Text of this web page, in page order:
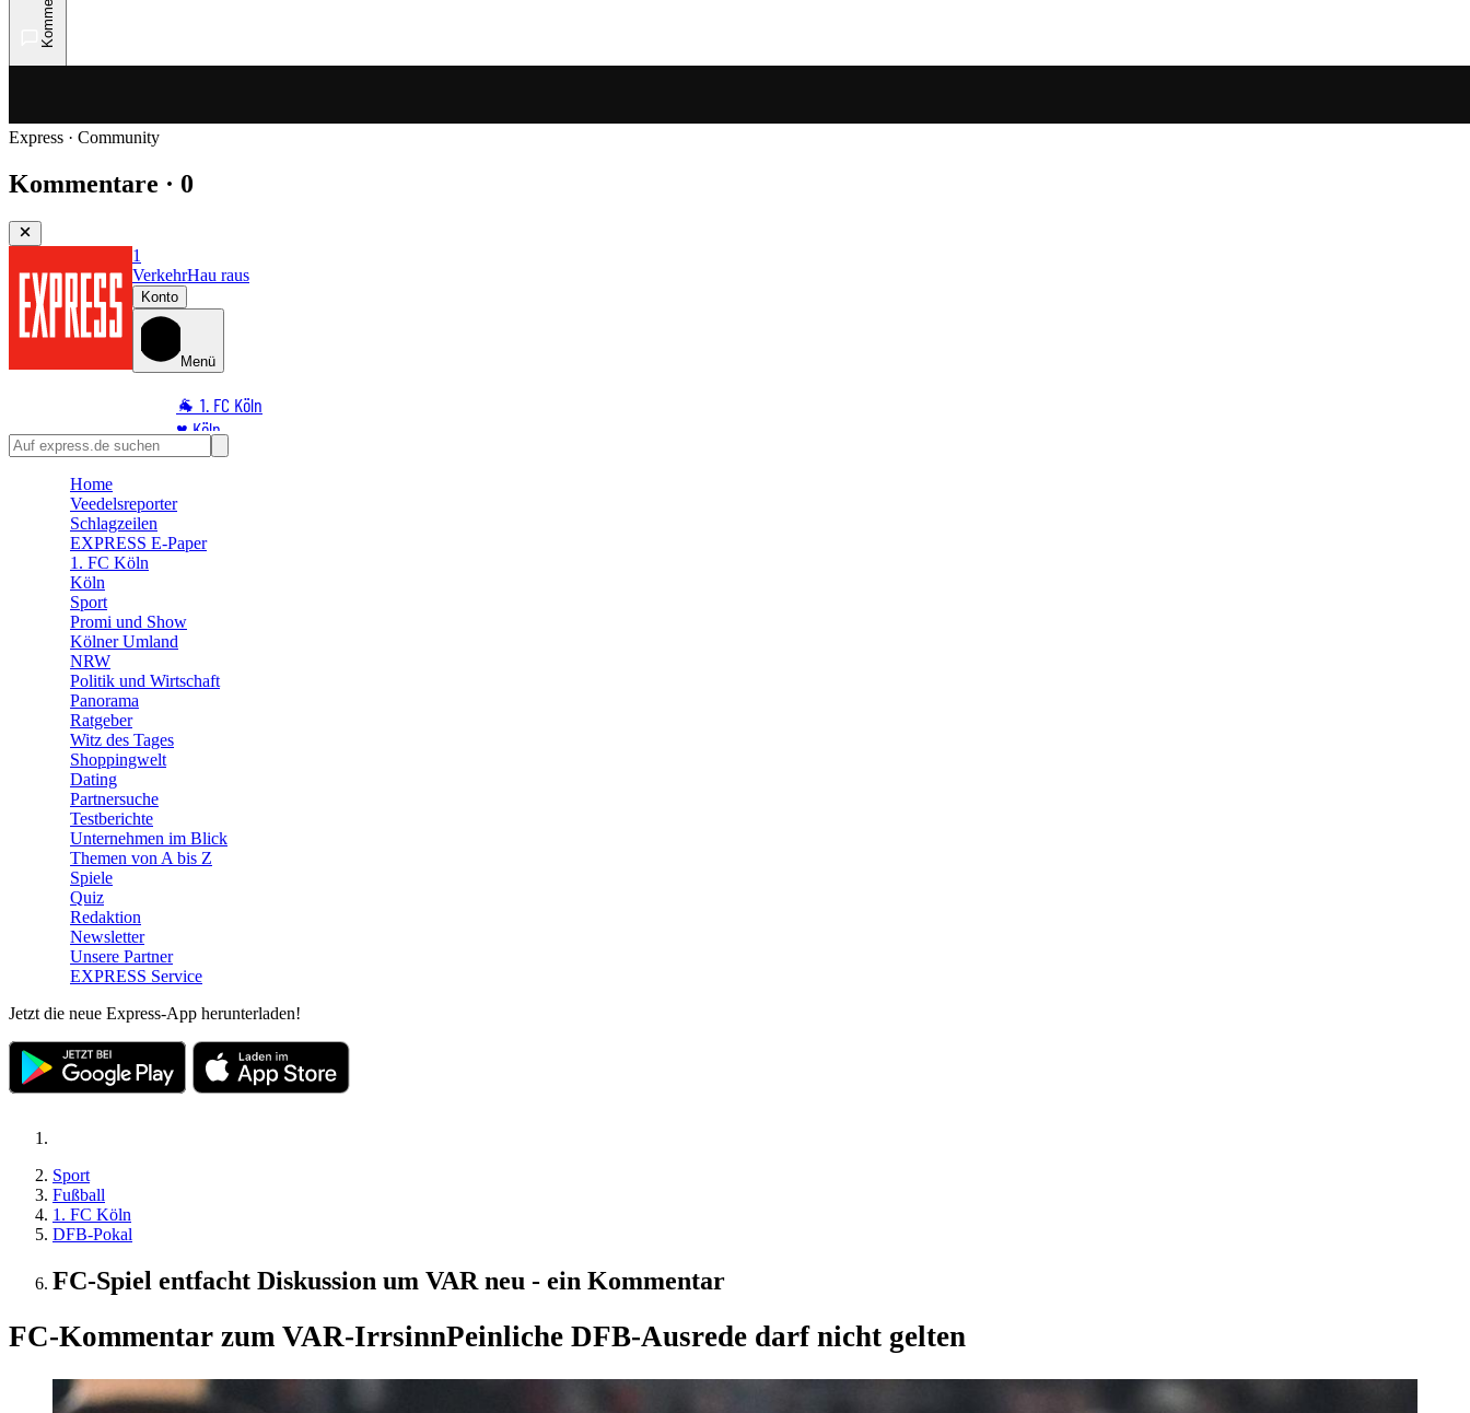
Express · Community
Kommentare · 0
1
VerkehrHau raus
Konto
Menü
🐐 1. FC Köln
♥️ Köln
⭐ Promi
🛒 Shoppingwelt
🧩 Spiele
Home
Veedelsreporter
Schlagzeilen
EXPRESS E-Paper
1. FC Köln
Köln
Sport
Promi und Show
Kölner Umland
NRW
Politik und Wirtschaft
Panorama
Ratgeber
Witz des Tages
Shoppingwelt
Dating
Partnersuche
Testberichte
Unternehmen im Blick
Themen von A bis Z
Spiele
Quiz
Redaktion
Newsletter
Unsere Partner
EXPRESS Service
Jetzt die neue Express-App herunterladen!
Sport
Fußball
1. FC Köln
DFB-Pokal
FC-Spiel entfacht Diskussion um VAR neu - ein Kommentar
FC-Kommentar zum VAR-IrrsinnPeinliche DFB-Ausrede darf nicht gelten